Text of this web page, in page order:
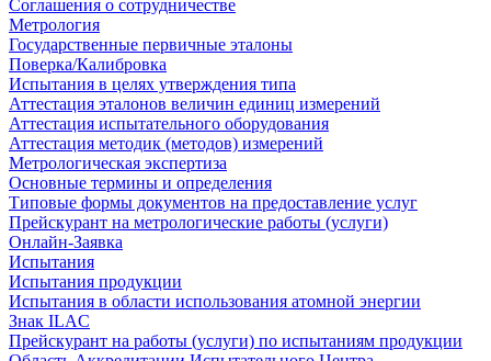
Соглашения о сотрудничестве
Метрология
Государственные первичные эталоны
Поверка/Калибровка
Испытания в целях утверждения типа
Аттестация эталонов величин единиц измерений
Аттестация испытательного оборудования
Аттестация методик (методов) измерений
Метрологическая экспертиза
Основные термины и определения
Типовые формы документов на предоставление услуг
Прейскурант на метрологические работы (услуги)
Онлайн-Заявка
Испытания
Испытания продукции
Испытания в области использования атомной энергии
Знак ILAC
Прейскурант на работы (услуги) по испытаниям продукции